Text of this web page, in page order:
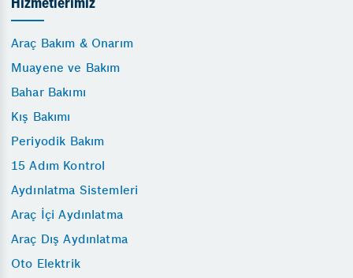
Hizmetlerimiz
Araç Bakım & Onarım
Muayene ve Bakım
Bahar Bakımı
Kış Bakımı
Periyodik Bakım
15 Adım Kontrol
Aydınlatma Sistemleri
Araç İçi Aydınlatma
Araç Dış Aydınlatma
Oto Elektrik